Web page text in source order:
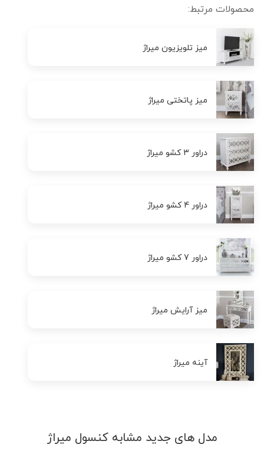
محصولات مرتبط:
میز تلویزیون میراژ
میز پاتختی میراژ
دراور 3 کشو میراژ
دراور 4 کشو میراژ
دراور 7 کشو میراژ
میز آرایش میراژ
آینه میراژ
مدل های جدید مشابه کنسول میراژ